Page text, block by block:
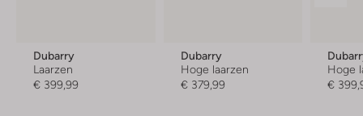
Dubarry
Laarzen
€ 399,99
Dubarry
Hoge laarzen
€ 379,99
Hoge
€